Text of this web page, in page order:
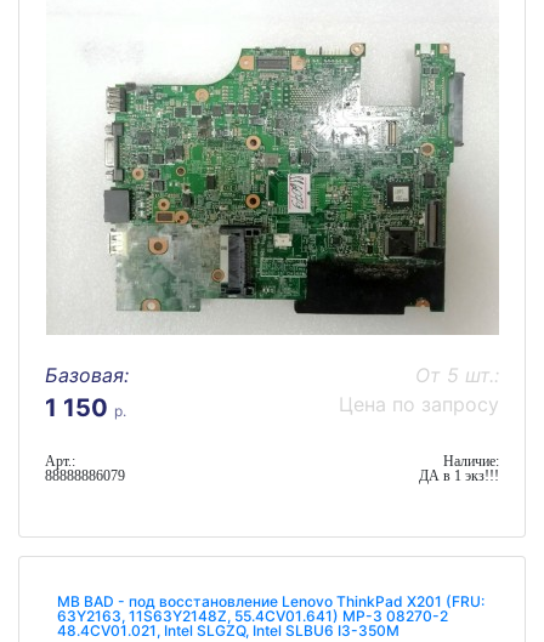
Базовая:
1 150 р.
От 5 шт.:
Цена по запросу
Арт.:
88888886079
Наличие:
ДА в 1 экз!!!
MB BAD - под восстановление Lenovo ThinkPad X201 (FRU:
63Y2163, 11S63Y2148Z, 55.4CV01.641) MP-3 08270-2
48.4CV01.021, Intel SLGZQ, Intel SLBU6 I3-350M